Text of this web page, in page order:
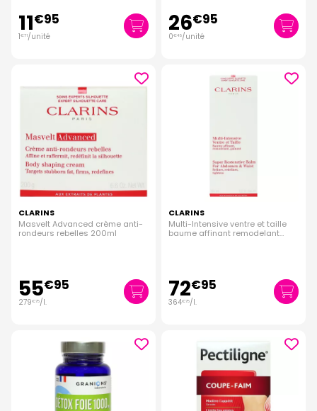
11€95
1€71/unité 26€95
0€45/unité
CLARINS
Masvelt Advanced crème anti-
rondeurs rebelles 200ml
55€95
279€75/l.
CLARINS
Multi-Intensive ventre et taille
baume affinant remodelant
72€95
364€75/l.